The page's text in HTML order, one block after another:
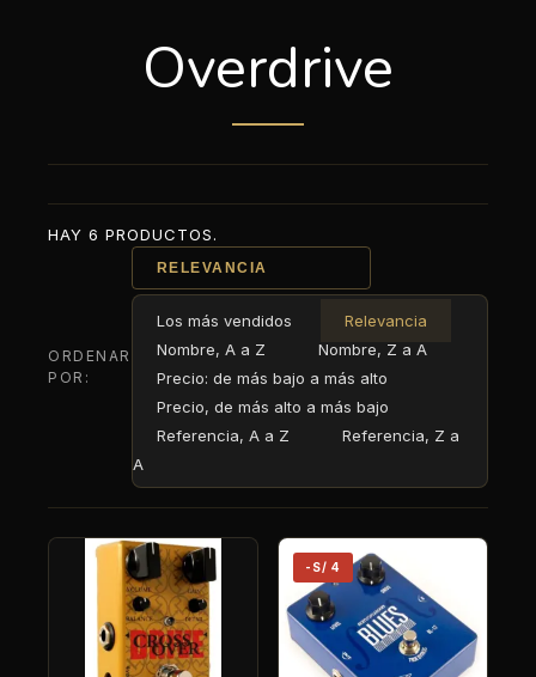
Overdrive
HAY 6 PRODUCTOS.
ORDENAR
POR:
RELEVANCIA
Los más vendidos
Relevancia
Nombre, A a Z
Nombre, Z a A
Precio: de más bajo a más alto
Precio, de más alto a más bajo
Referencia, A a Z
Referencia, Z a
A
-S/ 4